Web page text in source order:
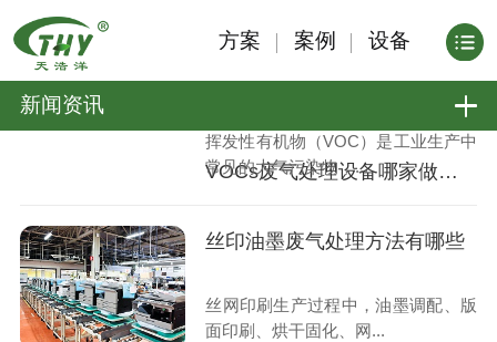
方案 案例 设备
新闻资讯
VOCs废气处理设备哪家做得专业
挥发性有机物（VOC）是工业生产中
常见的大气污染物，...
丝印油墨废气处理方法有哪些
丝网印刷生产过程中，油墨调配、版
面印刷、烘干固化、网...